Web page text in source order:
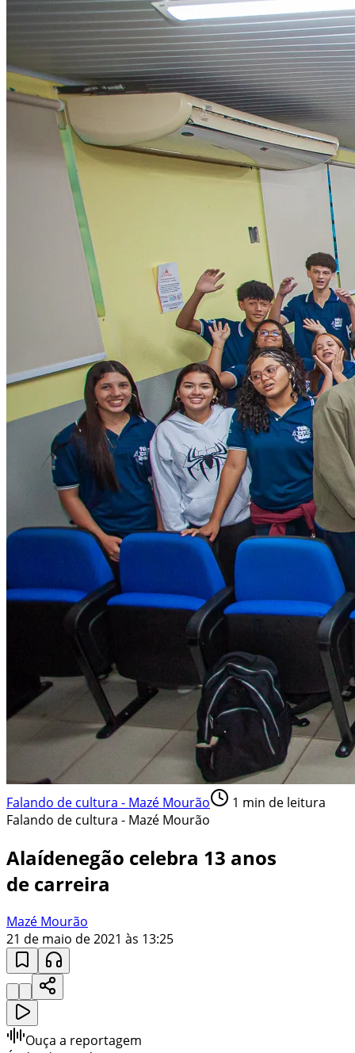
Falando de cultura - Mazé Mourão 1 min de leitura
Falando de cultura - Mazé Mourão
Alaídenegão celebra 13 anos
de carreira
Mazé Mourão
21 de maio de 2021 às 13:25
Ouça a reportagem